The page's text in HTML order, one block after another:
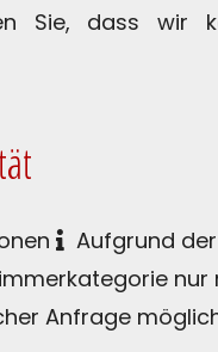
Sie, dass wir
Aufgrund
Anfrage